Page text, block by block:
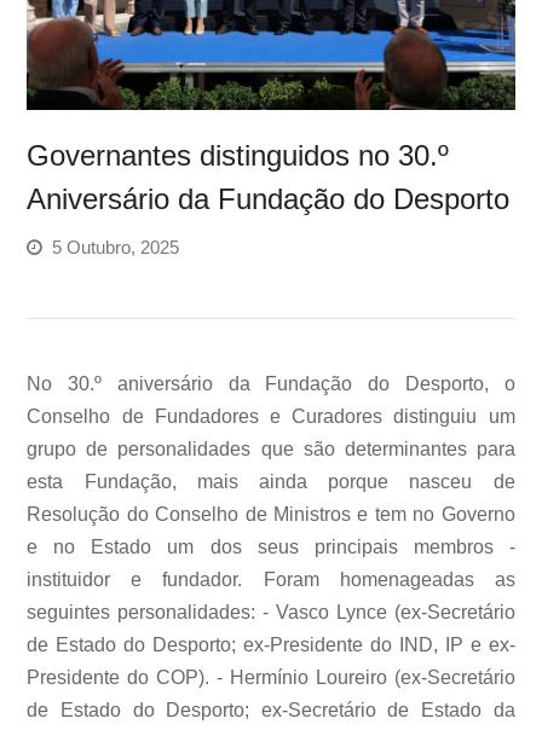
Governantes distinguidos no 30.º
Aniversário da Fundação do Desporto
5 Outubro, 2025
No 30.º aniversário da Fundação do Desporto, o
Conselho de Fundadores e Curadores distinguiu um
grupo de personalidades que são determinantes para
esta Fundação, mais ainda porque nasceu de
Resolução do Conselho de Ministros e tem no Governo
e no Estado um dos seus principais membros -
instituidor e fundador. Foram homenageadas as
seguintes personalidades: - Vasco Lynce (ex-Secretário
de Estado do Desporto; ex-Presidente do IND, IP e ex-
Presidente do COP). - Hermínio Loureiro (ex-Secretário
de Estado do Desporto; ex-Secretário de Estado da